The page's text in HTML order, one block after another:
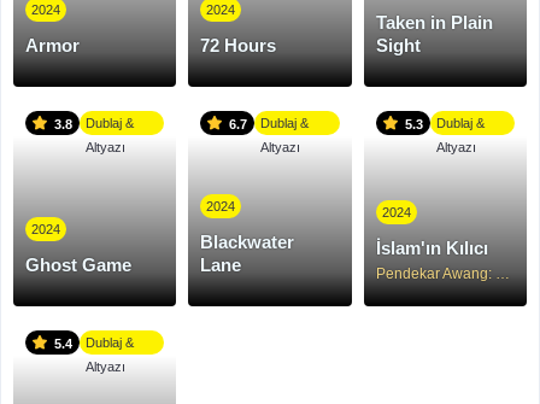
2024
Armor
2024
72 Hours
Taken in Plain
Sight
3.8
Dublaj &
Altyazı
2024
Ghost Game
6.7
Dublaj &
Altyazı
2024
Blackwater
Lane
5.3
Dublaj &
Altyazı
2024
İslam'ın Kılıcı
Pendekar Awang: Darah Indera Gajah
5.4
Dublaj &
Altyazı